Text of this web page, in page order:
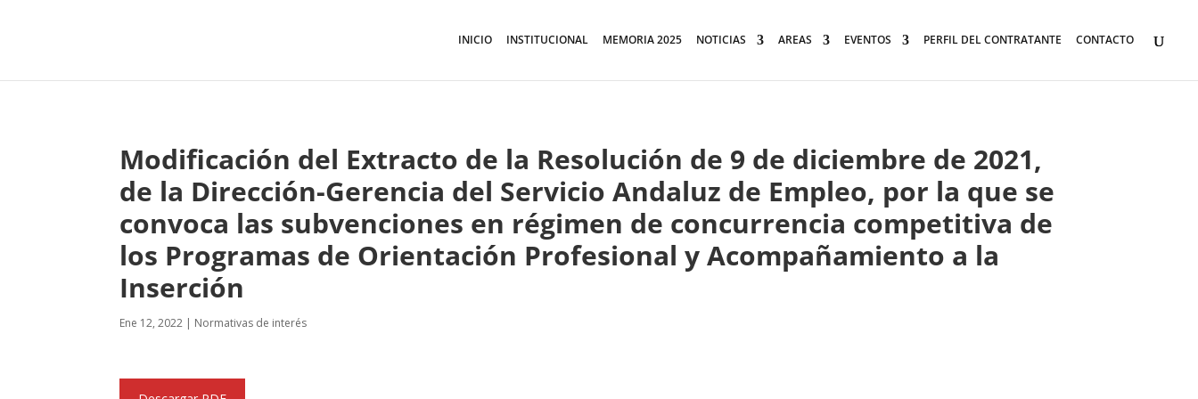
INICIO INSTITUCIONAL MEMORIA 2025 NOTICIAS AREAS EVENTOS PERFIL DEL CONTRATANTE CONTACTO
Modificación del Extracto de la Resolución de 9 de diciembre de 2021,
de la Dirección-Gerencia del Servicio Andaluz de Empleo, por la que se
convoca las subvenciones en régimen de concurrencia competitiva de
los Programas de Orientación Profesional y Acompañamiento a la
Inserción
Ene 12, 2022 | Normativas de interés